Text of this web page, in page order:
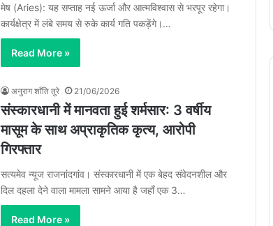
मेष (Aries): यह सप्ताह नई ऊर्जा और आत्मविश्वास से भरपूर रहेगा।
कार्यक्षेत्र में लंबे समय से रुके कार्य गति पकड़ेंगे।…
Read More »
अनुराग शाँति तुरे 21/06/2026
संस्कारधानी में मानवता हुई शर्मसार: 3 वर्षीय
मासूम के साथ अप्राकृतिक कृत्य, आरोपी
गिरफ्तार
सत्यमेव न्यूज राजनांदगांव। संस्कारधानी में एक बेहद संवेदनशील और
दिल दहला देने वाला मामला सामने आया है जहाँ एक 3…
Read More »